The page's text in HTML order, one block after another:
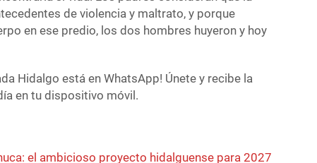
de violencia y maltrato, y porque
en ese predio, los dos hombres huyeron y hoy
Hidalgo está en WhatsApp! Únete y recibe la
en tu dispositivo móvil.
el ambicioso proyecto hidalguense para 2027